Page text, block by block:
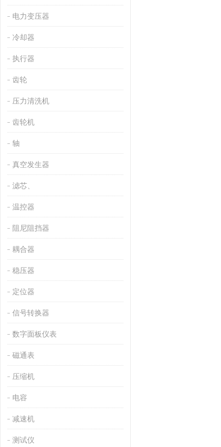
电力变压器
冷却器
执行器
齿轮
压力清洗机
齿轮机
轴
真空发生器
滤芯、
温控器
阻尼阻挡器
耦合器
稳压器
定位器
信号转换器
数字面板仪表
磁通表
压缩机
电容
减速机
测试仪